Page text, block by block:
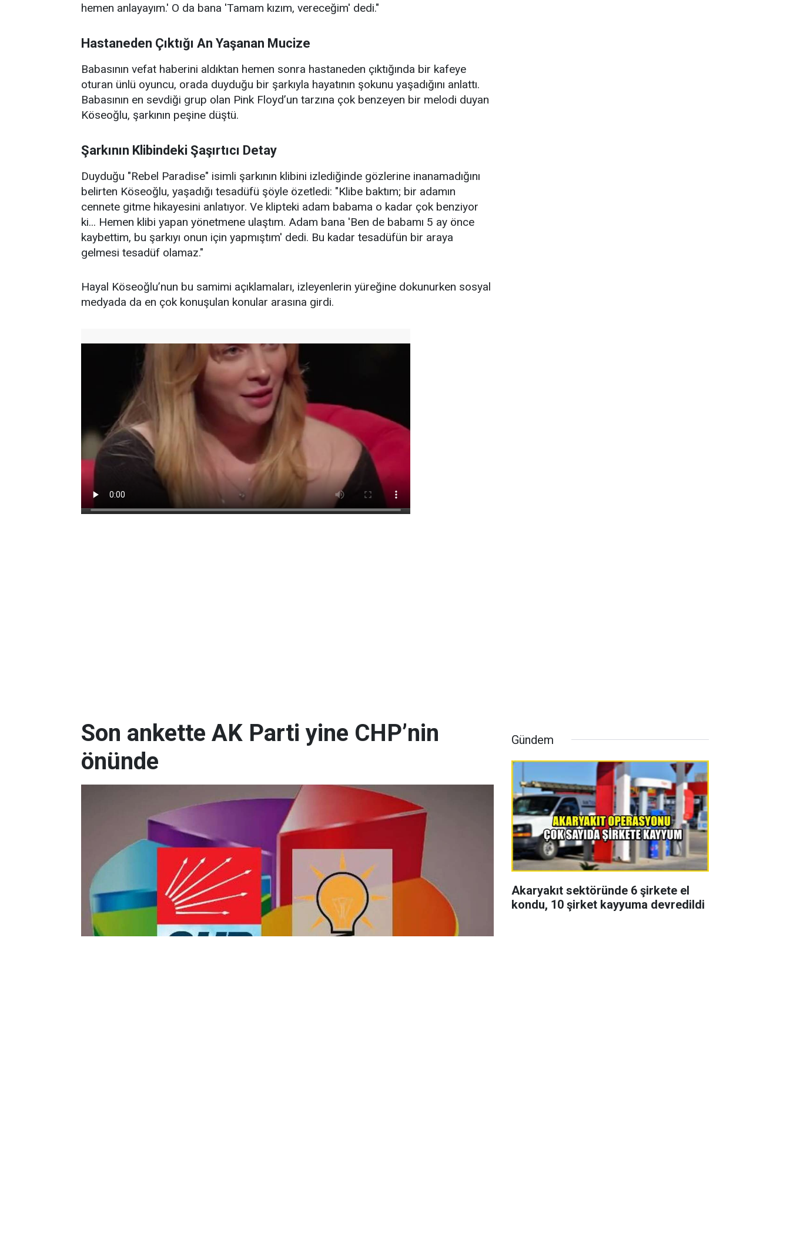
hemen anlayayım.' O da bana 'Tamam kızım, vereceğim' dedi."
Hastaneden Çıktığı An Yaşanan Mucize
Babasının vefat haberini aldıktan hemen sonra hastaneden çıktığında bir kafeye
oturan ünlü oyuncu, orada duyduğu bir şarkıyla hayatının şokunu yaşadığını anlattı.
Babasının en sevdiği grup olan Pink Floyd’un tarzına çok benzeyen bir melodi duyan
Köseoğlu, şarkının peşine düştü.
Şarkının Klibindeki Şaşırtıcı Detay
Duyduğu "Rebel Paradise" isimli şarkının klibini izlediğinde gözlerine inanamadığını
belirten Köseoğlu, yaşadığı tesadüfü şöyle özetledi: "Klibe baktım; bir adamın
cennete gitme hikayesini anlatıyor. Ve klipteki adam babama o kadar çok benziyor
ki... Hemen klibi yapan yönetmene ulaştım. Adam bana 'Ben de babamı 5 ay önce
kaybettim, bu şarkıyı onun için yapmıştım' dedi. Bu kadar tesadüfün bir araya
gelmesi tesadüf olamaz."
Hayal Köseoğlu’nun bu samimi açıklamaları, izleyenlerin yüreğine dokunurken sosyal
medyada da en çok konuşulan konular arasına girdi.
Son ankette AK Parti yine CHP’nin
önünde
Gündem
Akaryakıt sektöründe 6 şirkete el
kondu, 10 şirket kayyuma devredildi